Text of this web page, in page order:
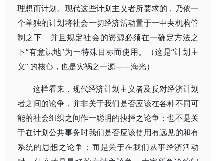
理想而计划。现代这些计划主义者所要求的，乃依一
个单独的计划将社会一切经济活动置于一中央机构管
制之下，并且规定社会的资源必须在一确定方法之
下“有意识地”为一特殊目标而使用。（这是“计划主
义” 的核心，也是灾祸之一源——海光）
这样看来，现代经济计划主义者及反对经济计划
者之间的论争，并非关于我们是否应该在各种不同可
能的社会组织之间作一聪明的抉择之论争；也不是关
于在计划公共事务时我们是否应该使用有远见的和有
系统的思想之论争；而是关于在我们从事经济活动